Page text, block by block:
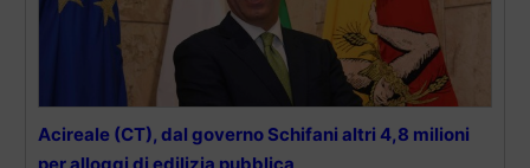
Acireale (CT), dal governo Schifani altri 4,8 milioni